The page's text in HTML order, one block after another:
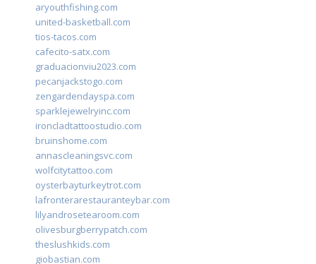
aryouthfishing.com
united-basketball.com
tios-tacos.com
cafecito-satx.com
graduacionviu2023.com
pecanjackstogo.com
zengardendayspa.com
sparklejewelryinc.com
ironcladtattoostudio.com
bruinshome.com
annascleaningsvc.com
wolfcitytattoo.com
oysterbayturkeytrot.com
lafronterarestauranteybar.com
lilyandrosetearoom.com
olivesburgberrypatch.com
theslushkids.com
giobastian.com